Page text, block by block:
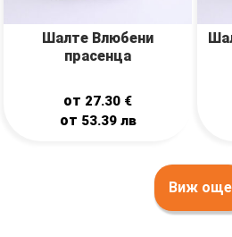
Шалте Влюбени
прасенца
от 27.30 €
от 53.39 лв
Виж още